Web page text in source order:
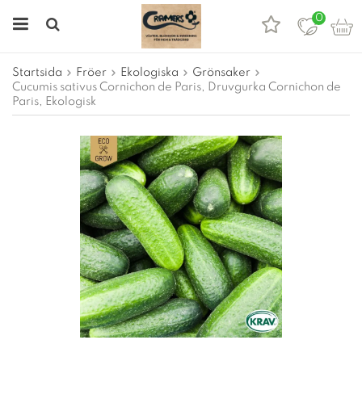
0
Startsida Fröer Ekologiska
Grönsaker
Cucumis sativus Cornichon de Paris, Druvgurka Cornichon de
Paris, Ekologisk